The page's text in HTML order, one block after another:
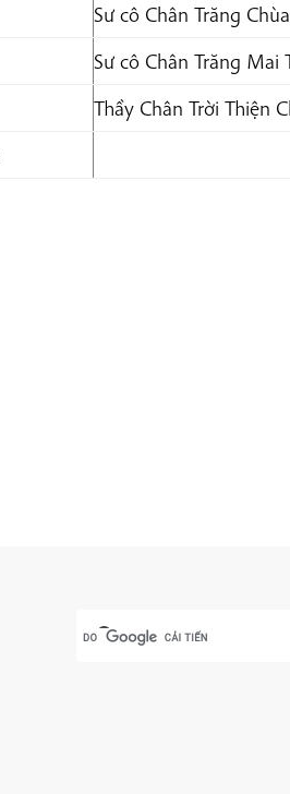
Sư cô Chân Trăng
Sư cô Chân Trăng Mai
Thầy Chân Trời Thiện